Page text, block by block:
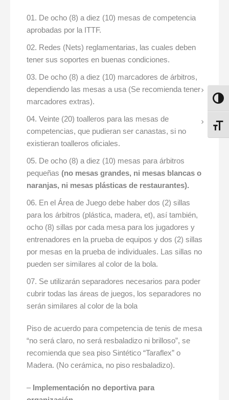
De ocho (8) a diez (10) mesas de competencia
aprobadas por la ITTF.
Redes (Nets) reglamentarias, las cuales deben
tener sus soportes en buenas condiciones.
De ocho (8) a diez (10) marcadores de árbitros,
dependiendo las mesas a usa (Se recomienda tener
marcadores extras).
Veinte (20) toalleros para las mesas de
competencias, que pudieran ser canastas, si no
existieran toalleros oficiales.
De ocho (8) a diez (10) mesas para árbitros
pequeñas (no mesas grandes, ni mesas blancas o
naranjas, ni mesas plásticas de restaurantes).
En el Área de Juego debe haber dos (2) sillas
para los árbitros (plástica, madera, et), así también,
ocho (8) sillas por cada mesa para los jugadores y
entrenadores en la prueba de equipos y dos (2) sillas
por mesas en la prueba de individuales. Las sillas no
pueden ser similares al color de la bola.
Se utilizarán separadores necesarios para poder
cubrir todas las áreas de juegos, los separadores no
serán similares al color de la bola
Piso de acuerdo para competencia de tenis de mesa
“no será claro, no será resbaladizo ni brilloso”, se
recomienda que sea piso Sintético “Taraflex” o
Madera. (No cerámica, no piso resbaladizo).
– Implementación no deportiva para